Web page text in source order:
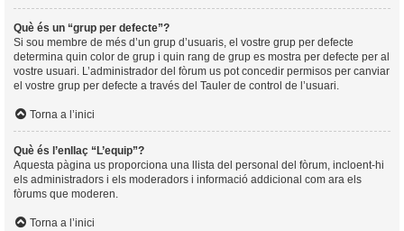
Què és un “grup per defecte”?
Si sou membre de més d’un grup d’usuaris, el vostre grup per defecte
determina quin color de grup i quin rang de grup es mostra per defecte per al
vostre usuari. L’administrador del fòrum us pot concedir permisos per canviar
el vostre grup per defecte a través del Tauler de control de l’usuari.
Torna a l’inici
Què és l’enllaç “L’equip”?
Aquesta pàgina us proporciona una llista del personal del fòrum, incloent-hi
els administradors i els moderadors i informació addicional com ara els
fòrums que moderen.
Torna a l’inici